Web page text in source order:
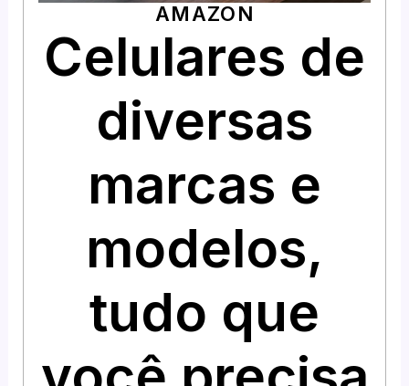
AMAZON
Celulares de
diversas
marcas e
modelos,
tudo que